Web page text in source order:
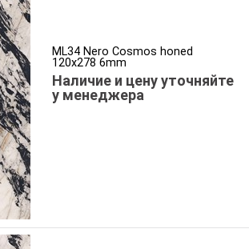
ML34 Nero Cosmos honed
120x278 6mm
Наличие и цену уточняйте
у менеджера